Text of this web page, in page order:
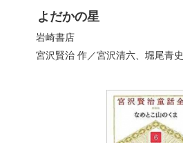
よだかの星
岩崎書店
宮沢賢治作／宮沢清六、 堀尾青史